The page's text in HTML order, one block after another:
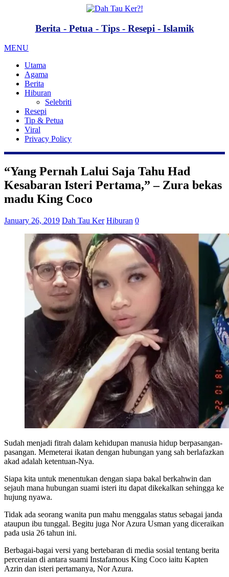
Berita - Petua - Tips - Resepi - Islamik
MENU
Utama
Agama
Berita
Hiburan
Selebriti
Resepi
Tip & Petua
Viral
Privacy Policy
“Yang Pernah Lalui Saja Tahu Had
Kesabaran Isteri Pertama,” – Zura bekas
madu King Coco
January 26, 2019 Dah Tau Ker Hiburan 0
Sudah menjadi fitrah dalam kehidupan manusia hidup berpasangan-
pasangan. Memeterai ikatan dengan hubungan yang sah berlafazkan
akad adalah ketentuan-Nya.
Siapa kita untuk menentukan dengan siapa bakal berkahwin dan
sejauh mana hubungan suami isteri itu dapat dikekalkan sehingga ke
hujung nyawa.
Tidak ada seorang wanita pun mahu menggalas status sebagai janda
ataupun ibu tunggal. Begitu juga Nor Azura Usman yang diceraikan
pada usia 26 tahun ini.
Berbagai-bagai versi yang bertebaran di media sosial tentang berita
perceraian di antara suami Instafamous King Coco iaitu Kapten
Azrin dan isteri pertamanya, Nor Azura.